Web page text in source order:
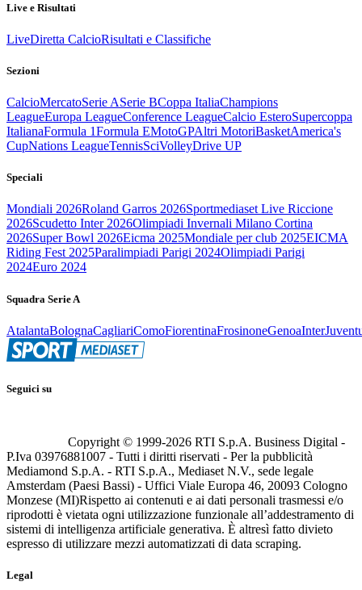
Live e Risultati
LiveDiretta CalcioRisultati e Classifiche
Sezioni
CalcioMercatoSerie ASerie BCoppa ItaliaChampions
LeagueEuropa LeagueConference LeagueCalcio EsteroSupercoppa
ItalianaFormula 1Formula EMotoGPAltri MotoriBasketAmerica's
CupNations LeagueTennisSciVolleyDrive UP
Speciali
Mondiali 2026Roland Garros 2026Sportmediaset Live Riccione
2026Scudetto Inter 2026Olimpiadi Invernali Milano Cortina
2026Super Bowl 2026Eicma 2025Mondiale per club 2025EICMA
Riding Fest 2025Paralimpiadi Parigi 2024Olimpiadi Parigi
2024Euro 2024
Squadra Serie A
AtalantaBolognaCagliariComoFiorentinaFrosinoneGenoaInter
Seguici su
Copyright © 1999-2026 RTI S.p.A. Business Digital -
P.Iva 03976881007 - Tutti i diritti riservati - Per la pubblicità
Mediamond S.p.A. - RTI S.p.A., Mediaset N.V., sede legale
Amsterdam (Paesi Bassi) - Uffici Viale Europa 46, 20093 Cologno
Monzese (MI)Rispetto ai contenuti e ai dati personali trasmessi e/o
riprodotti è vietata ogni utilizzazione funzionale all’addestramento di
sistemi di intelligenza artificiale generativa. È altresì fatto divieto
espresso di utilizzare mezzi automatizzati di data scraping.
Legal